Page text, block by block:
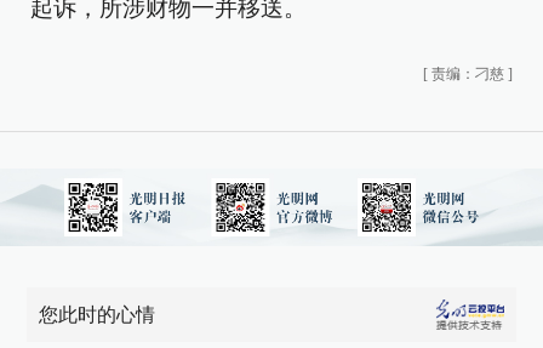
起诉，所涉财物一并移送。
[ 责编：刁慈 ]
您此时的心情